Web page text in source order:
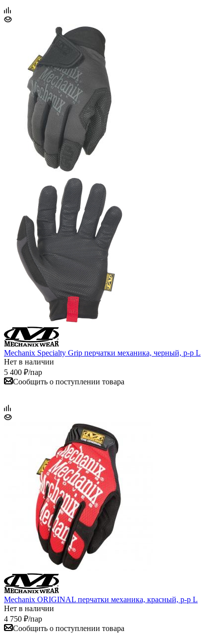
Mechanix Specialty Grip перчатки механика, черный, р-р L
Нет в наличии
5 400 ₽/пар
Сообщить о поступлении товара
Mechanix ORIGINAL перчатки механика, красный, р-р L
Нет в наличии
4 750 ₽/пар
Сообщить о поступлении товара